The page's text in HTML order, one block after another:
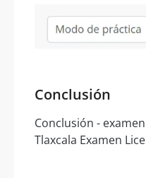
Conclusión
Conclusión -
Tlaxcala Examen